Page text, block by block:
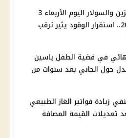
أسعار البنزين والسولار اليوم الأربعاء 3
يونيو 2026.. استقرار الوقود يثير ترقب
في قضية الطفل ياسين
حول الجاني بعد سنوات من
زيادة فواتير الغاز الطبيعي
تعديلات القيمة المضافة